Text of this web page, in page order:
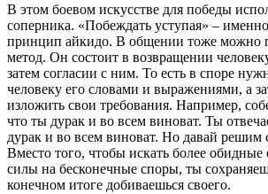
В этом боевом искусстве для победы
соперника. «Побеждать уступая» –
принцип айкидо. В общении тоже можно
метод. Он состоит в возвращении
затем согласии с ним. То есть в споре
человеку его словами и выражениями, а
изложить свои требования. Например,
что ты дурак и во всем виноват. Ты
дурак и во всем виноват. Но давай
Вместо того, чтобы искать более обидные
силы на бесконечные споры, ты
конечном итоге добиваешься своего.